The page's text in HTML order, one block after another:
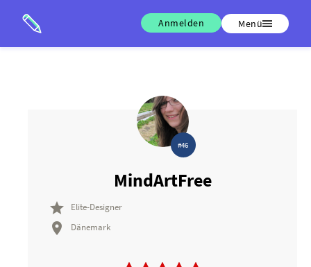
Anmelden Menü
#46
MindArtFree
 Elite-Designer
 Dänemark